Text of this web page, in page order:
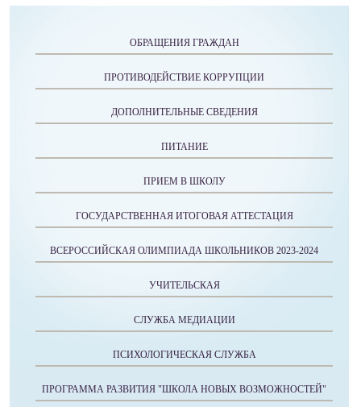
ОБРАЩЕНИЯ ГРАЖДАН
ПРОТИВОДЕЙСТВИЕ КОРРУПЦИИ
ДОПОЛНИТЕЛЬНЫЕ СВЕДЕНИЯ
ПИТАНИЕ
ПРИЕМ В ШКОЛУ
ГОСУДАРСТВЕННАЯ ИТОГОВАЯ АТТЕСТАЦИЯ
ВСЕРОССИЙСКАЯ ОЛИМПИАДА ШКОЛЬНИКОВ 2023-2024
УЧИТЕЛЬСКАЯ
СЛУЖБА МЕДИАЦИИ
ПСИХОЛОГИЧЕСКАЯ СЛУЖБА
ПРОГРАММА РАЗВИТИЯ "ШКОЛА НОВЫХ ВОЗМОЖНОСТЕЙ"